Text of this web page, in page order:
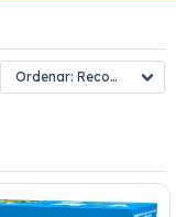
Recomendados